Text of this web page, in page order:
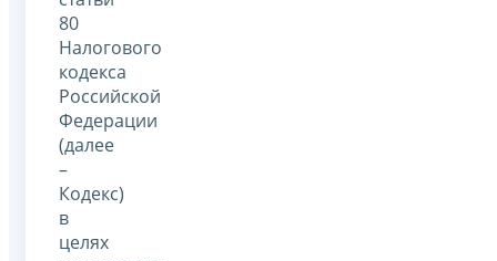
80
Налогового
кодекса
Российской
Федерации
(далее
–
Кодекс)
в
целях